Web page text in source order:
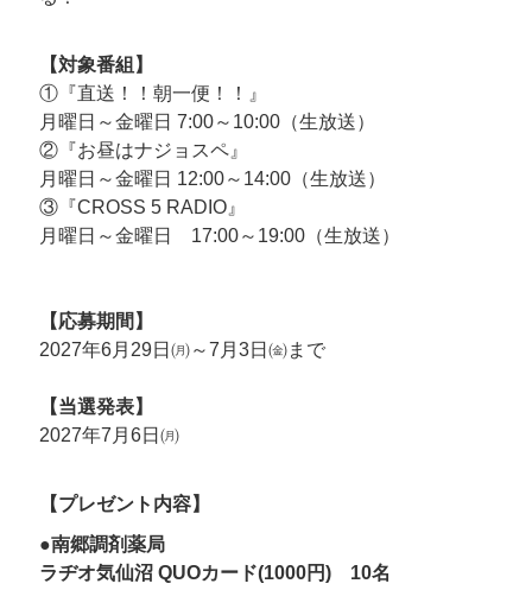
【対象番組】
①『直送！！朝一便！！』
月曜日～金曜日 7:00～10:00（生放送）
②『お昼はナジョスペ』
月曜日～金曜日 12:00～14:00（生放送）
③『CROSS 5 RADIO』
月曜日～金曜日 17:00～19:00（生放送）
【応募期間】
2027年6月29日㈪～7月3日㈮まで
【当選発表】
2027年7月6日㈪
【プレゼント内容】
●南郷調剤薬局
ラヂオ気仙沼 QUOカード(1000円) 10名